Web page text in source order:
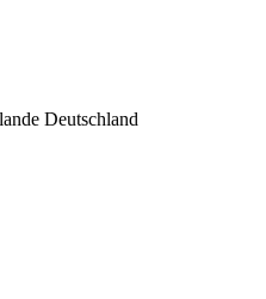
Deutschland